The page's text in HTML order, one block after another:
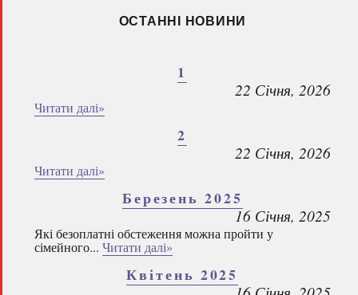
ОСТАННІ НОВИНИ
1
22 Січня, 2026
Читати далі»
2
22 Січня, 2026
Читати далі»
Березень 2025
16 Січня, 2025
Які безоплатні обстеження можна пройти у
сімейного... Читати далі»
Квітень 2025